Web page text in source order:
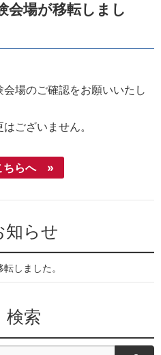
会場が移転しまし
場のご確認をお願いいたし
ございません。
ちらへ »
知らせ
しました。
検索